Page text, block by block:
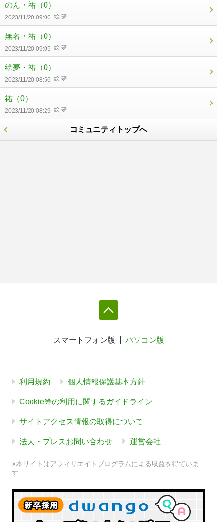
のん・祐 （0）
2023/11/20 09:06 絵 夢
無名・祐 （0）
2023/11/20 09:05 絵 夢
絵夢・祐 （0）
2023/11/20 08:56 絵 夢
祐 （0）
2023/11/20 08:29 絵 夢
コミュニティトップへ
スマートフォン版 パソコン版
利用規約 個人情報保護基本方針
Cookie等の利用に関するガイドライン
サイトアクセス情報の取得について
法人・プレスお問い合わせ 運営会社
※本サイトはアフィリエイトプログラムによる収益を得ていま
す